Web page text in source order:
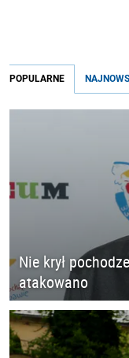
POPULARNE
Nie krył
atakowano